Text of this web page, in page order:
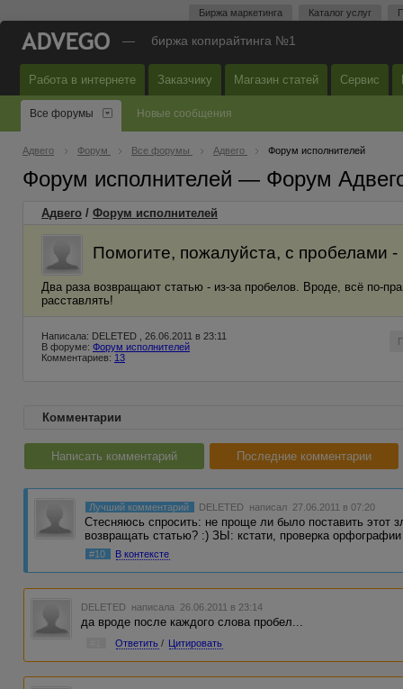
Биржа маркетинга Каталог услуг
— биржа копирайтинга №1
Работа в интернете Заказчику Магазин статей Сервис
Все форумы Новые сообщения
Адвего Форум Все форумы Адвего Форум исполнителей
Форум исполнителей — Форум
Адвего / Форум исполнителей
Помогите, пожалуйста, с пробелами
Два раза возвращают статью - из-за пробелов. Вроде, всё по-
расставлять!
Написала: DELETED , 26.06.2011 в 23:11
В форуме: Форум исполнителей
Комментариев: 13
Комментарии
Написать комментарий Последние комментарии
Лучший комментарий DELETED написал 27.06.2011 в 07:20
Стесняюсь спросить: не проще ли было поставить этот
возвращать статью? :) ЗЫ: кстати, проверка
#10 В контексте
DELETED написала 26.06.2011 в 23:14
да вроде после каждого слова пробел...
Ответить / Цитировать